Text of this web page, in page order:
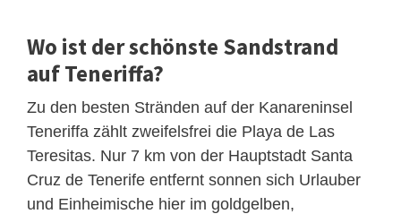
Wo ist der schönste Sandstrand
auf Teneriffa?
Zu den besten Stränden auf der Kanareninsel
Teneriffa zählt zweifelsfrei die Playa de Las
Teresitas. Nur 7 km von der Hauptstadt Santa
Cruz de Tenerife entfernt sonnen sich Urlauber
und Einheimische hier im goldgelben,